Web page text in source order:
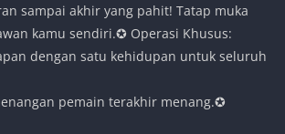
sampai akhir yang pahit! Tatap muka
kamu sendiri.✪ Operasi Khusus:
dengan satu kehidupan untuk seluruh
pemain terakhir menang.✪